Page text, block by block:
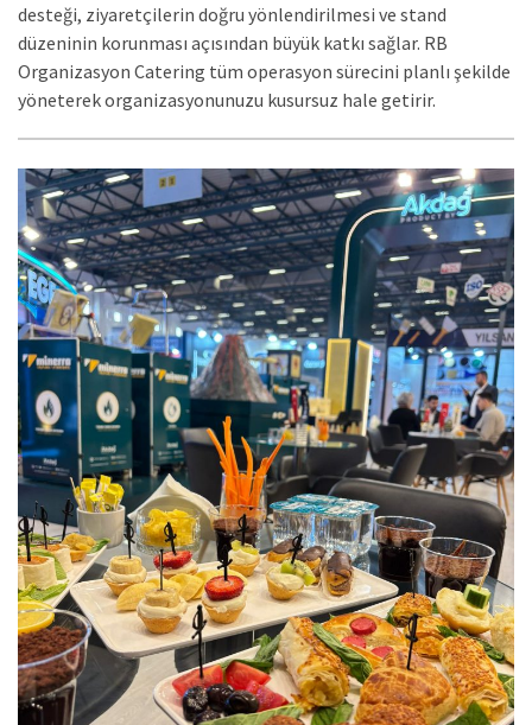
desteği, ziyaretçilerin doğru yönlendirilmesi ve stand
düzeninin korunması açısından büyük katkı sağlar. RB
Organizasyon Catering tüm operasyon sürecini planlı şekilde
yöneterek organizasyonunuzu kusursuz hale getirir.